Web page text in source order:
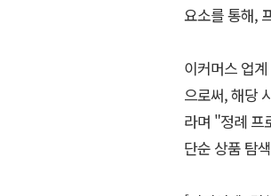
요소를 통해,
이커머스 업
으로써, 해당
라며 "정례 프
단순 상품 탐